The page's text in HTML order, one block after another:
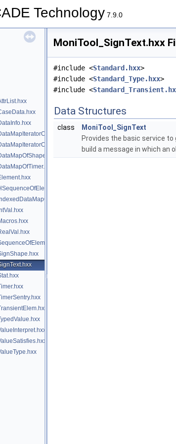
Technology 7.9.0
MoniTool_SignText.hxx
#include <Standard.hxx>
#include <Standard_Type.hxx>
#include <
Data Structures
class
MoniTool_SignText
Provides the basic service
build a message in which an